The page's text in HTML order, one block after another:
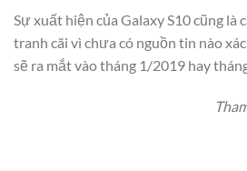
Sự xuất hiện của Galaxy S10 cũng là
tranh cãi vì chưa có nguồn tin nào
sẽ ra mắt vào tháng 1/2019 hay